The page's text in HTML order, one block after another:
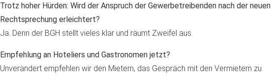
Trotz hoher Hürden: Wird der Anspruch der Gewerbetreibenden nach der neuen
Rechtsprechung erleichtert?
Ja. Denn der BGH stellt vieles klar und räumt Zweifel aus.
Empfehlung an Hoteliers und Gastronomen jetzt?
Unverändert empfehlen wir den Mietern, das Gespräch mit den Vermietern zu